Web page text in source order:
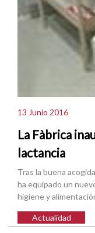
13 Junio 2016
La Fàbrica
lactancia
Tras la buena
ha equipado un
higiene y
Actualidad